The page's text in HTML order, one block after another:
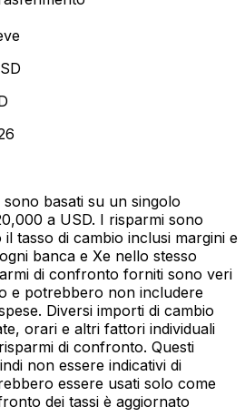
basati su un singolo
a USD. I risparmi sono
tasso di cambio inclusi margini e
banca e Xe nello stesso
di confronto forniti sono veri
e potrebbero non includere
Diversi importi di cambio
orari e altri fattori individuali
di confronto. Questi
non essere indicativi di
essere usati solo come
dei tassi è aggiornato